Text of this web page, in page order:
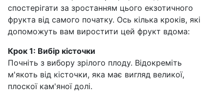
спостерігати за зростанням цього екзотичного
фрукта від самого початку. Ось кілька кроків, які
допоможуть вам виростити цей фрукт вдома:
Крок 1: Вибір кісточки
Почніть з вибору зрілого плоду. Відокреміть
м'якоть від кісточки, яка має вигляд великої,
плоскої кам'яної долі.